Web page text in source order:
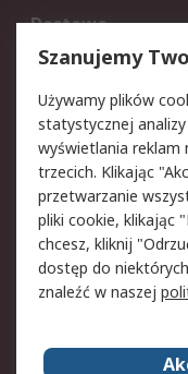
Dostawa
Reklamacje i
Aspekty prawne
Bezpieczeństwo
maila
Polityka
Zastrzeżenia
Szanujemy
Używamy plików
statystycznej
wyświetlania
trzecich. Klikając
przetwarzanie
pliki cookie, klikając
chcesz, kliknij
dostęp do
znaleźć w naszej